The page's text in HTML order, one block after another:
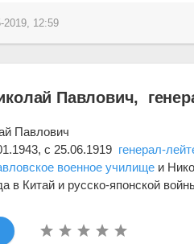
2019, 12:59
Павлович,
Павлович
с 25.06.1919 генерал-
военное училище и
в Китай и русско-японской